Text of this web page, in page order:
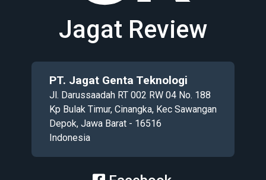
Jagat Review
PT. Jagat Genta Teknologi
Jl. Darussaadah RT 002 RW 04 No. 188
Kp Bulak Timur, Cinangka, Kec Sawangan
Depok, Jawa Barat - 16516
Indonesia